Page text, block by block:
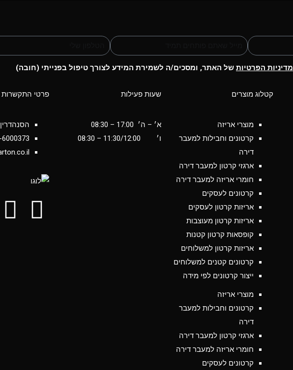
מדיניות הפרטיות של האתר, ומסכים/ה לשמירת המידע לצורך טיפול בפנייתי (חובה)
קטלוג מוצרים
מוצרי אריזה
קרטונים וחבילות למעבר
דירה
ארגזי קרטון למעבר דירה
חומרי אריזה למעבר דירה
קרטונים לעסקים
אריזות קרטון לעסקים
אריזות קרטון מעוצבות
קופסאות קרטון קטנות
אריזות קרטון למשלוחים
קרטונים קטנים למשלוחים
ייצור קרטונים לפי מידה
מוצרי אריזה
קרטונים וחבילות למעבר
דירה
ארגזי קרטון למעבר דירה
חומרי אריזה למעבר דירה
קרטונים לעסקים
שעות פעילות
א׳ – ה׳ 17:00 – 08:30
ו׳ 11:30/12:00
– 08:30
פרטי התקשרות
הסנהדרין 34